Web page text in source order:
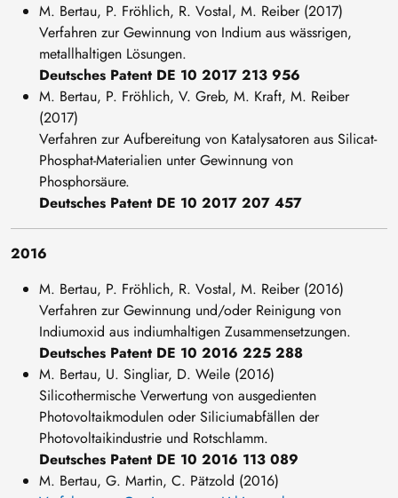
M. Bertau, P. Fröhlich, R. Vostal, M. Reiber (2017)
Verfahren zur Gewinnung von Indium aus wässrigen,
metallhaltigen Lösungen.
Deutsches Patent DE 10 2017 213 956
M. Bertau, P. Fröhlich, V. Greb, M. Kraft, M. Reiber
(2017)
Verfahren zur Aufbereitung von Katalysatoren aus Silicat-
Phosphat-Materialien unter Gewinnung von
Phosphorsäure.
Deutsches Patent DE 10 2017 207 457
2016
M. Bertau, P. Fröhlich, R. Vostal, M. Reiber (2016)
Verfahren zur Gewinnung und/oder Reinigung von
Indiumoxid aus indiumhaltigen Zusammensetzungen.
Deutsches Patent DE 10 2016 225 288
M. Bertau, U. Singliar, D. Weile (2016)
Silicothermische Verwertung von ausgedienten
Photovoltaikmodulen oder Siliciumabfällen der
Photovoltaikindustrie und Rotschlamm.
Deutsches Patent DE 10 2016 113 089
M. Bertau, G. Martin, C. Pätzold (2016)